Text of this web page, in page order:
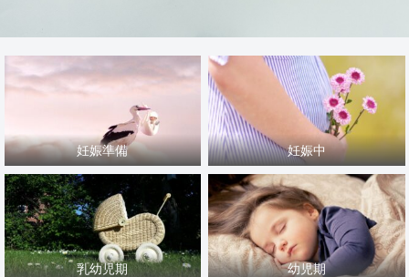
妊娠準備 妊娠中
乳幼児期 幼児期